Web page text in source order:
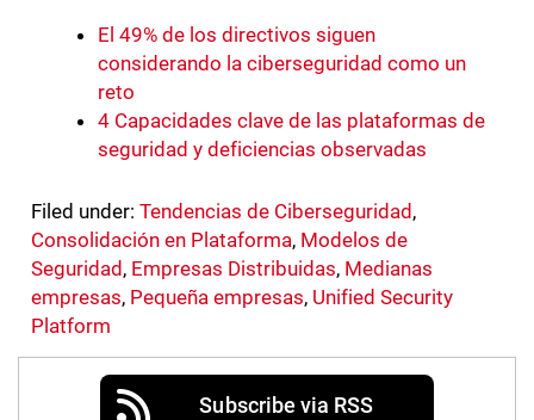
El 49% de los directivos siguen
considerando la ciberseguridad como un
reto
4 Capacidades clave de las plataformas de
seguridad y deficiencias observadas
Filed under: Tendencias de Ciberseguridad ,
Consolidación en Plataforma, Modelos de
Seguridad , Empresas Distribuidas, Medianas
empresas, Pequeña empresas, Unified Security
Platform
Subscribe via RSS